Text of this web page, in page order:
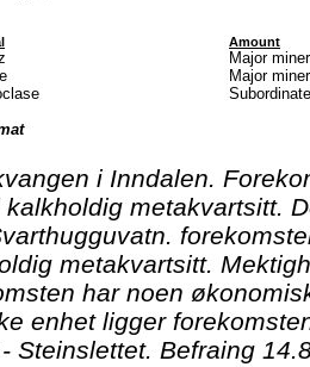
Amount
Major
Major
i Inndalen.
metakvartsitt.
metakvartsitt.
har noen
enhet ligger
Steinslettet. Befraing